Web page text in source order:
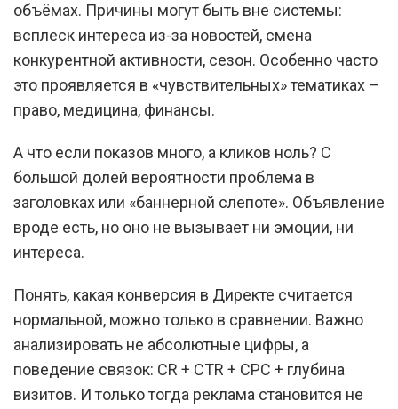
объёмах. Причины могут быть вне системы:
всплеск интереса из-за новостей, смена
конкурентной активности, сезон. Особенно часто
это проявляется в «чувствительных» тематиках –
право, медицина, финансы.
А что если показов много, а кликов ноль? С
большой долей вероятности проблема в
заголовках или «баннерной слепоте». Объявление
вроде есть, но оно не вызывает ни эмоции, ни
интереса.
Понять, какая конверсия в Директе считается
нормальной, можно только в сравнении. Важно
анализировать не абсолютные цифры, а
поведение связок: CR + CTR + CPC + глубина
визитов. И только тогда реклама становится не